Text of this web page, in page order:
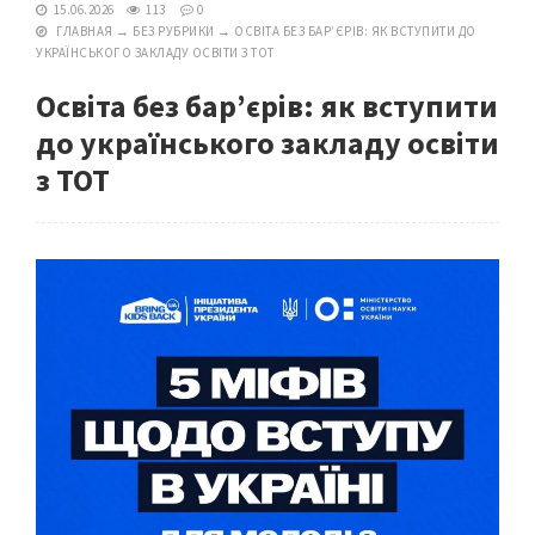
15.06.2026 113
0
ГЛАВНАЯ → БЕЗ РУБРИКИ → ОСВІТА БЕЗ БАР’ЄРІВ: ЯК ВСТУПИТИ ДО
УКРАЇНСЬКОГО ЗАКЛАДУ ОСВІТИ З ТОТ
Освіта без бар’єрів: як вступити
до українського закладу освіти
з ТОТ